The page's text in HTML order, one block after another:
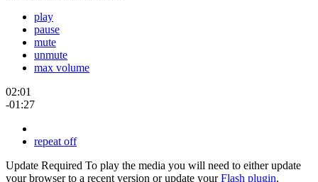
play
pause
mute
unmute
max volume
02:01
-01:27
repeat off
Update Required To play the media you will need to either update
your browser to a recent version or update yourFlash plugin.